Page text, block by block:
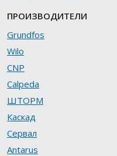
ПРОИЗВОДИТЕЛИ
Grundfos
Wilo
CNP
Calpeda
ШТОРМ
Каскад
Сервал
Antarus